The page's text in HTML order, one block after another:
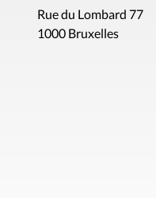
Rue du Lombard 77
1000 Bruxelles